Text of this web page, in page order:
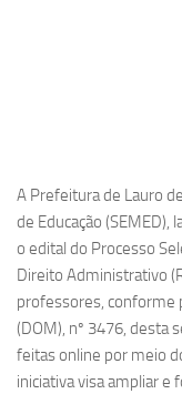
A Prefeitura de Lauro
de Educação (SEMED),
o edital do Processo
Direito Administrativo
professores, conforme
(DOM), nº 3476, desta
feitas online por meio
iniciativa visa ampliar e